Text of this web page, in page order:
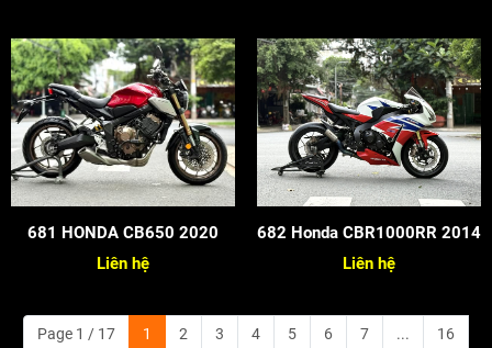
681 HONDA CB650 2020
Liên hệ
682 Honda CBR1000RR 2014
Liên hệ
Page 1 / 17 1 2 3 4 5 6 7 ... 16